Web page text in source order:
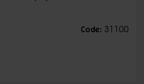
Code: 31100